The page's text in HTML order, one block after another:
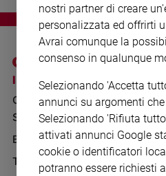
giorno
giorno
Società
e
valori
Ambiente
Creato
I SITI SAN PAOLO
GRUPPO EDITORIALE
SAN PAOLO
BENESSERE
TELENOVA
nostri partner di creare
personalizzata ed offrirti
Avrai comunque la
consenso in qualunque
Selezionando 'Accetta
annunci su argomenti
Selezionando 'Rifiuta
attivati annunci Google
cookie o identificatori
potranno essere richiesti